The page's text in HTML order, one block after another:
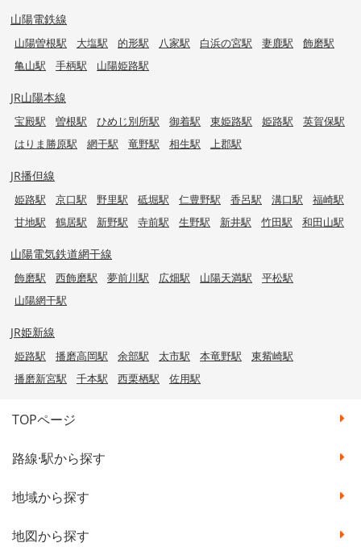
山陽電鉄線
山陽曽根駅 大塩駅 的形駅 八家駅 白浜の宮駅 妻鹿駅
飾磨駅
亀山駅
手柄駅 山陽姫路駅
JR山陽本線
宝殿駅 曽根駅 ひめじ別所駅 御着駅 東姫路駅 姫路駅
英賀保駅
はりま勝原駅
網干駅 竜野駅 相生駅 上郡駅
JR播但線
姫路駅 京口駅 野里駅 砥堀駅 仁豊野駅 香呂駅 溝口駅
福崎駅
甘地駅
鶴居駅 新野駅 寺前駅 生野駅 新井駅 竹田駅 和田山駅
山陽電気鉄道網干線
飾磨駅 西飾磨駅 夢前川駅 広畑駅 山陽天満駅
平松駅
山陽網干駅
JR姫新線
姫路駅 播磨高岡駅 余部駅 太市駅 本竜野駅
東觜崎駅
播磨新宮駅
千本駅 西栗栖駅 佐用駅
TOPページ
路線·駅から探す
地域から探す
地図から探す